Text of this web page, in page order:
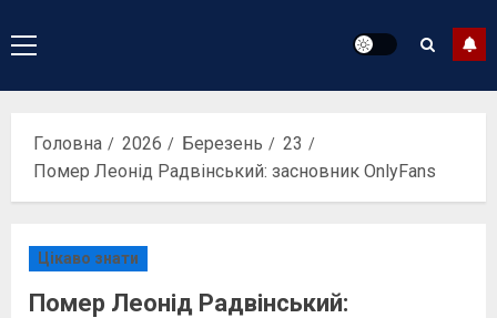
Головне
меню
Головна 2026 Березень
23
Помер Леонід Радвінський: засновник OnlyFans
Цікаво знати
Помер Леонід Радвінський: